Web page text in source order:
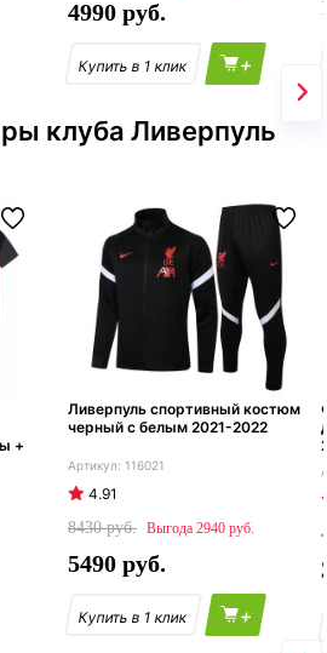
4990
+
клуба Ливерпуль
+
Ливерпуль спортивный костюм
черный с белым 2021-2022
116021
4.91
8430
2940
5490
+